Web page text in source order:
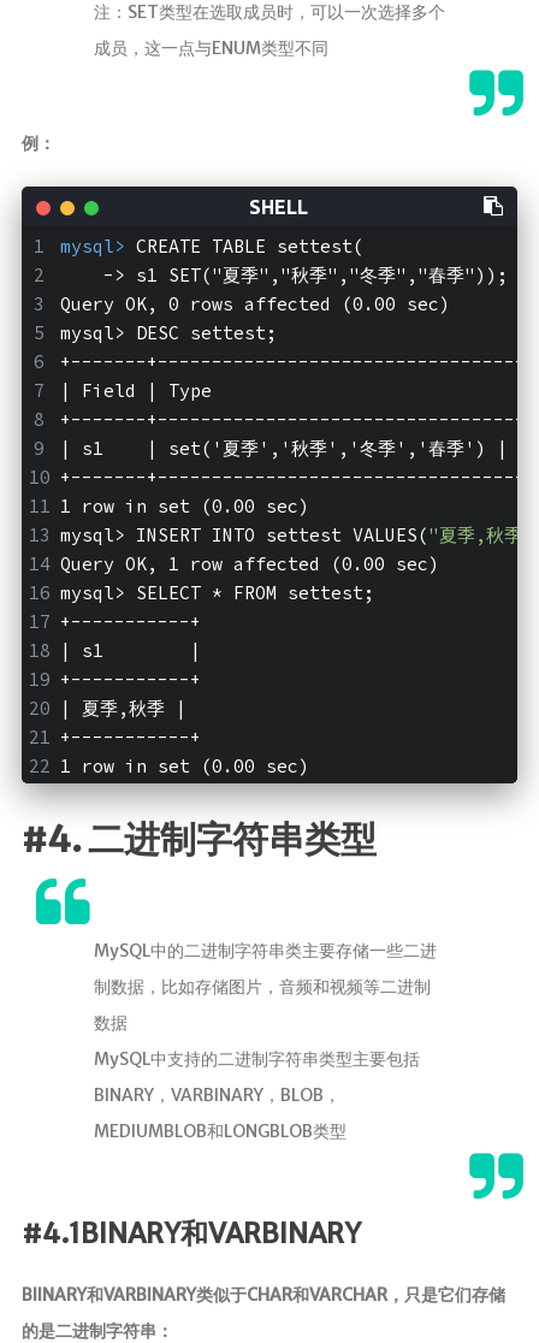
注：SET类型在选取成员时，可以一次选择多个
成员，这一点与ENUM类型不同
例：
mysql> CREATE TABLE settest(
    -> s1 SET("夏季","秋季","冬季","春季"));
Query OK, 0 rows affected (0.00 sec)
mysql> DESC settest;
+-------+----------------------------------
| Field | Type                             |
+-------+----------------------------------
| s1    | set('夏季','秋季','冬季','春季')
+-------+----------------------------------
1 row in set (0.00 sec)
mysql> INSERT INTO settest VALUES("夏季,秋季"
Query OK, 1 row affected (0.00 sec)
mysql> SELECT * FROM settest;
+-----------+
| s1        |
+-----------+
| 夏季,秋季 |
+-----------+
1 row in set (0.00 sec)
#4. 二进制字符串类型
MySQL中的二进制字符串类主要存储一些二进
制数据，比如存储图片，音频和视频等二进制
数据
MySQL中支持的二进制字符串类型主要包括
BINARY，VARBINARY，BLOB，
MEDIUMBLOB和LONGBLOB类型
#4.1BINARY和VARBINARY
BIINARY和VARBINARY类似于CHAR和VARCHAR，只是它们存储
的是二进制字符串：